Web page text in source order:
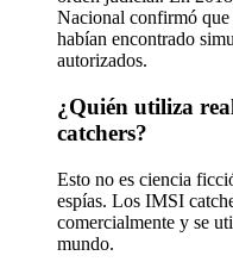
Nacional confirmó que
habían encontrado
autorizados.
¿Quién utiliza
catchers?
Esto no es ciencia
espías. Los IMSI
comercialmente y se
mundo.